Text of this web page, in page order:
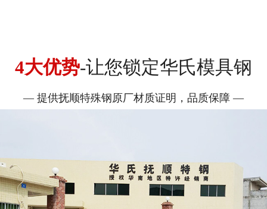
4大优势-让您锁定华氏模具钢
— 提供抚顺特殊钢原厂材质证明，品质保障 —